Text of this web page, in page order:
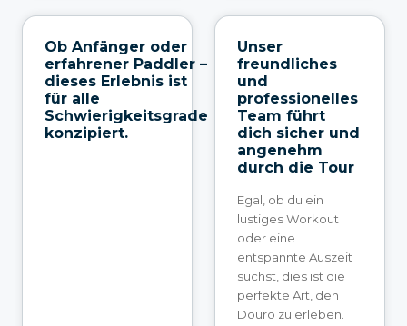
Ob Anfänger oder
erfahrener Paddler –
dieses Erlebnis ist
für alle
Schwierigkeitsgrade
konzipiert.
Unser
freundliches
und
professionelles
Team führt
dich sicher und
angenehm
durch die Tour
Egal, ob du ein
lustiges Workout
oder eine
entspannte Auszeit
suchst, dies ist die
perfekte Art, den
Douro zu erleben.